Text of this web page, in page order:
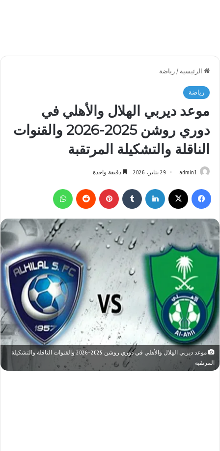
الرئيسية / رياضة
رياضة
موعد ديربي الهلال والأهلي في
دوري روشن 2025-2026 والقنوات
الناقلة والتشكيلة المرتقبة
admin1 29 يناير، 2026 دقيقة واحدة
فيسبوك لينكدإن بينتيريست
موعد ديربي الهلال والأهلي في دوري روشن 2025-2026 والقنوات الناقلة والتشكيلة
المرتقبة